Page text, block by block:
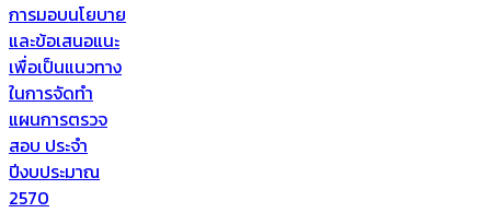
การมอบนโยบาย
และข้อเสนอแนะ
เพื่อเป็นแนวทาง
ในการจัดทำ
แผนการตรวจ
สอบ ประจำ
ปีงบประมาณ
2570